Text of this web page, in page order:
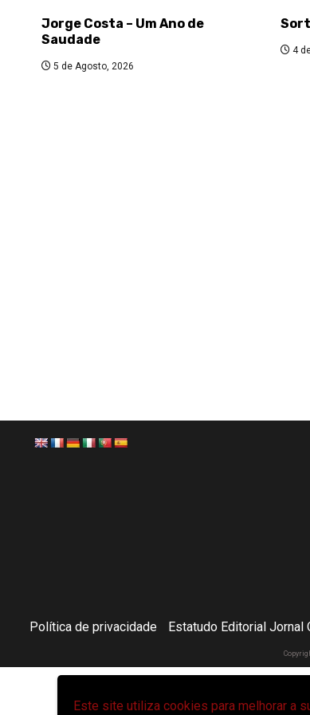
Este site utiliza cookies para melhorar a
Jorge Costa – Um Ano de
Saudade
5 de Agosto, 2026
4
Política de privacidade Estatudo Editorial Jornal